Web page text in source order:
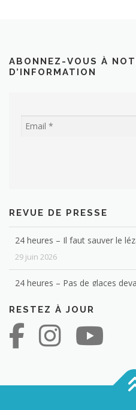
ABONNEZ-VOUS À
D’INFORMATION
REVUE DE PRESSE
8 juillet 2026
24 heures – Il faut sauver le
29 juin 2026
24 heures – Pas de glaces
4 février 2026
Les habitants de votre
RESTEZ À JOUR